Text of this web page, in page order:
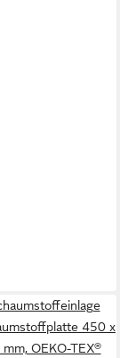
450 x
OEKO-TEX®